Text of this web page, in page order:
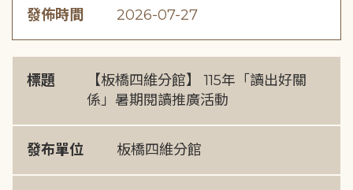
發佈時間 2026-07-27
標題
【板橋四維分館】 115年「讀出好關
係」暑期閱讀推廣活動
發布單位 板橋四維分館